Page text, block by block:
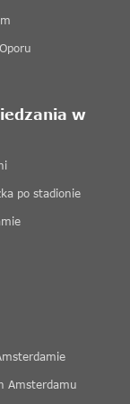
w
po stadionie
Amsterdamu